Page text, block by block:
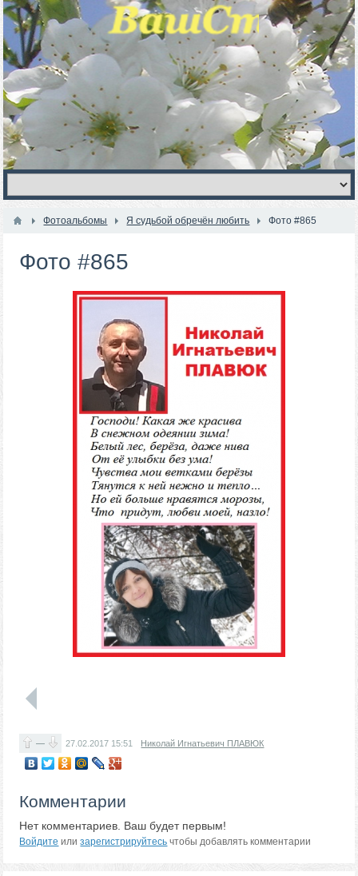
Фотоальбомы Я судьбой обречён любить Фото #865
Фото #865
— 27.02.2017 15:51 Николай Игнатьевич ПЛАВЮК
Комментарии
Нет комментариев. Ваш будет первым!
Войдите илизарегистрируйтесь чтобы добавлять комментарии